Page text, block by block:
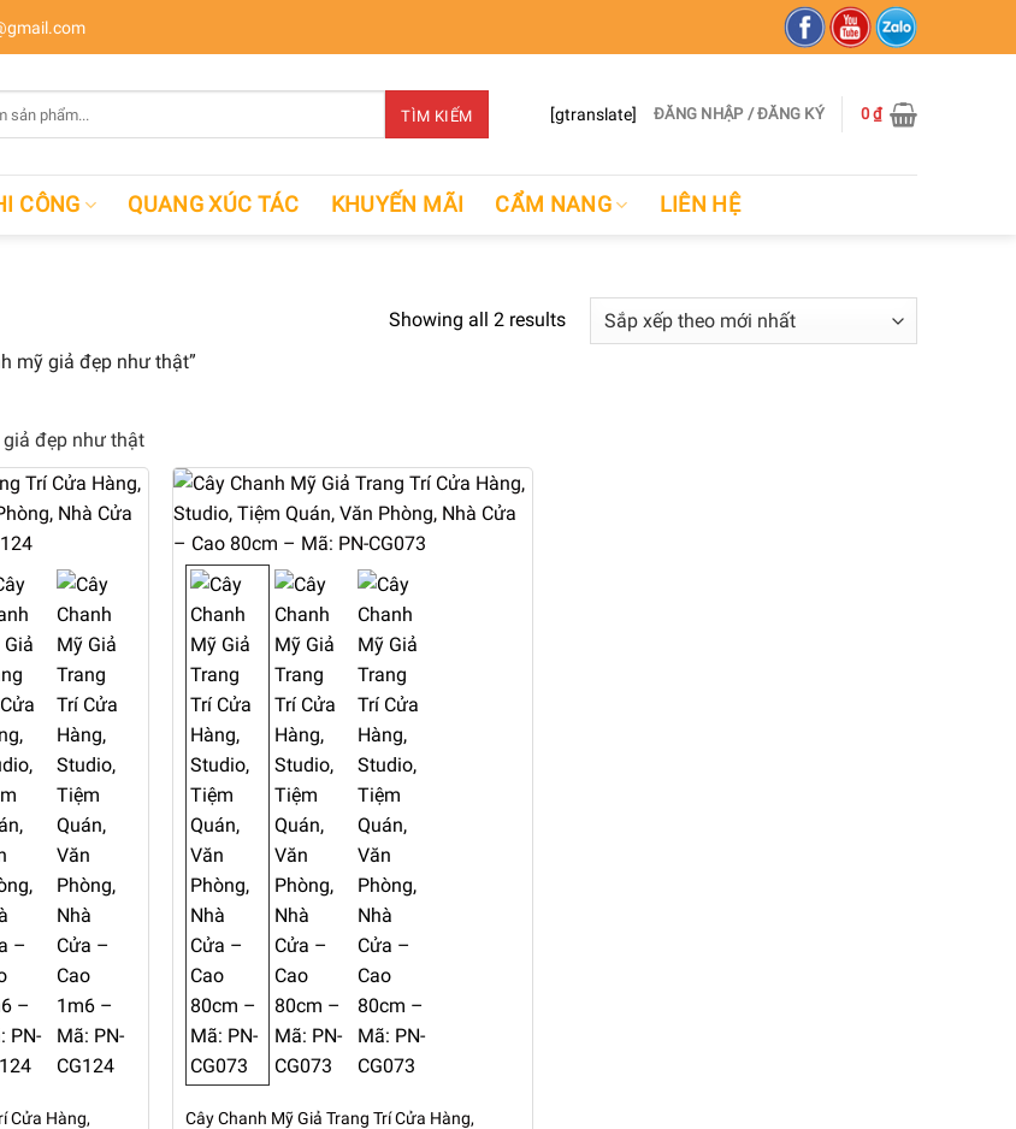
TÌM KIẾM [gtranslate] ĐĂNG NHẬP / ĐĂNG KÝ 0₫
CÔNG QUANG XÚC TÁC KHUYẾN MÃI CẨM NANG LIÊN HỆ
mỹ giả đẹp như thật”
Showing all 2 results
đẹp như thật
Cửa Hàng,
Cây Chanh Mỹ Giả Trang Trí Cửa Hàng,